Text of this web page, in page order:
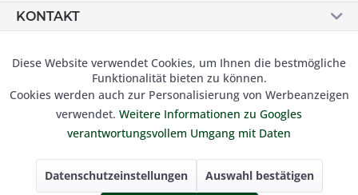
KONTAKT
© 2019 Besser Gehen Schockmann GmbH. Alle Preise inkl.
der gesetzl. MwSt und zzgl.Versandkosten.
Funktionale Aktiv
Marketing Inaktiv
Tracking Inaktiv
Diese Website verwendet Cookies, um Ihnen die bestmögliche
Funktionalität bieten zu können.
Cookies werden auch zur Personalisierung von Werbeanzeigen
verwendet. Weitere Informationen zu Googles
verantwortungsvollem Umgang mit Daten
Datenschutzeinstellungen Auswahl bestätigen